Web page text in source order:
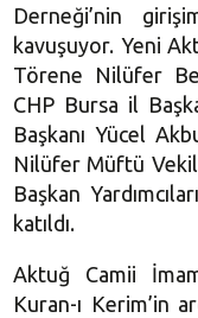
Derneği’nin
kavuşuyor. Yeni
Törene Nilüfer
CHP Bursa il
Başkanı Yücel
Nilüfer Müftü
Başkan
katıldı.
Aktuğ Camii
Kuran-ı Kerim’in